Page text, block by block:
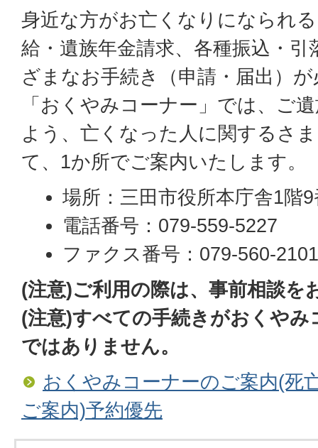
身近な方がお亡くなりになられ
給・遺族年金請求、各種振込・
ざまなお手続き（申請・届出）
「おくやみコーナー」では、ご
よう、亡くなった人に関するさ
て、1か所でご案内いたします。
場所：三田市役所本庁舎1階
電話番号：079-559-5227
ファクス番号：079-560-
(注意)ご利用の際は、事前相談を
(注意)すべての手続きがおくや
ではありません。
おくやみコーナーのご案内(死
ご案内)予約優先